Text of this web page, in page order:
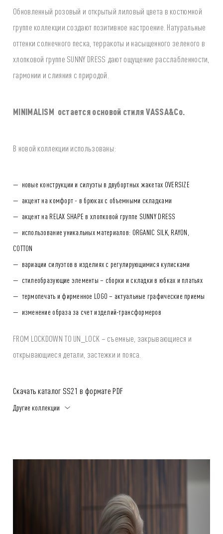
Обновленный розовый и открытый лиловый цвета в костюмной
группе коллекции создают позитивное настроение. Натуральные
оттенки солнечного песка, терракоты и насыщенного зеленого в
хлопковой группе SUNNY DRESS дают ощущение расслабленности,
гармонии и слияния с природой.
MINIMALISM остается основой стиля VASSA&Co.
В новой коллекции использованы:
новые конструкции и силуэты в двубортных жакетах OVERSIZE
акцент на комфорт - в брюках с объемными складками
акцент на RELAX SHAPE в хлопковой группе SUNNY DRESS
использование уникальных материалов: ORGANIC SILK, RAYON,
COTTON
вариации силуэтов в изделиях с регулирующимися кулисками
стилеобразующие элементы – сборки и складки в юбках и платьях
термопечать и фирменное LOGO – актуальные графические приемы
изменение образа за счет изделий-трансформеров
FROM LOCKDOWN TO UN_LOCK – съемные, закрывающиеся и
открывающиеся детали, застежки и пояса.
Скачать каталог SS21 в формате PDF
Другие коллекции